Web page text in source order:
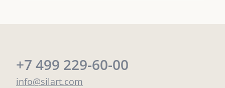
+7 499 229-60-00
info@silart.com